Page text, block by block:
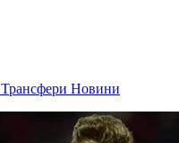
Трансфери Новини